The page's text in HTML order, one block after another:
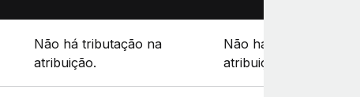
Não há tributação na
atribuição.
Não há tributação na
atribuição.